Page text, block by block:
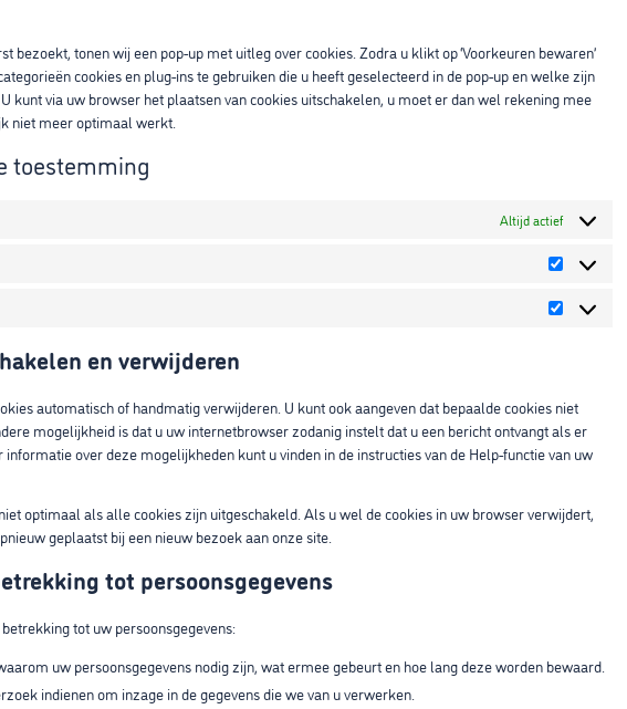
bezoekt, tonen wij een pop-up met uitleg over cookies. Zodra u klikt op ‘Voorkeuren bewaren’
cookies en plug-ins te gebruiken die u heeft geselecteerd in de pop-up en welke zijn
kunt via uw browser het plaatsen van cookies uitschakelen, u moet er dan wel rekening mee
niet meer optimaal werkt.
toestemming
Altijd actief
Statistieken
Marketing
en verwijderen
automatisch of handmatig verwijderen. U kunt ook aangeven dat bepaalde cookies niet
mogelijkheid is dat u uw internetbrowser zodanig instelt dat u een bericht ontvangt als er
over deze mogelijkheden kunt u vinden in de instructies van de Help-functie van uw
optimaal als alle cookies zijn uitgeschakeld. Als u wel de cookies in uw browser verwijdert,
geplaatst bij een nieuw bezoek aan onze site.
tot persoonsgegevens
tot uw persoonsgegevens:
uw persoonsgegevens nodig zijn, wat ermee gebeurt en hoe lang deze worden bewaard.
indienen om inzage in de gegevens die we van u verwerken.